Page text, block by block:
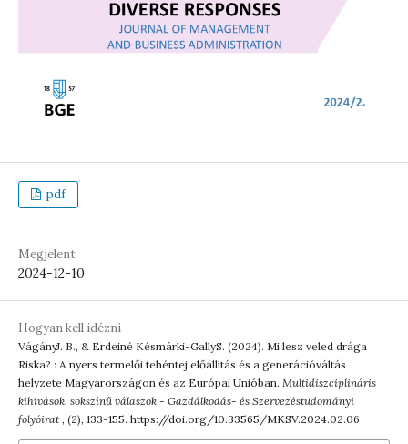
pdf
Megjelent
2024-12-10
Hogyan kell idézni
VágányJ. B., & Erdeiné Késmárki-GallyS. (2024). Mi lesz veled drága
Riska? : A nyers termelői tehéntej előállítás és a generációváltás
helyzete Magyarországon és az Európai Unióban. Multidiszciplináris
kihívások, sokszínű válaszok - Gazdálkodás- és Szervezéstudományi
folyóirat, (2), 133-155. https://doi.org/10.33565/MKSV.2024.02.06